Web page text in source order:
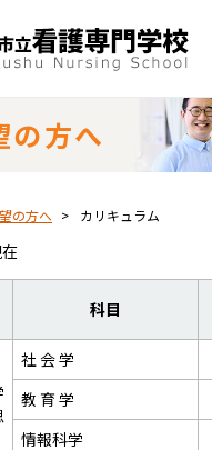
の方へ
の方へ カリキュラム
科目
社 会 学
教 育 学
情報科学